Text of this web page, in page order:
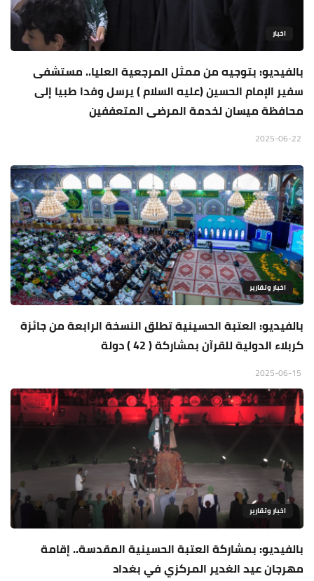
اخبار
بالفيديو: بتوجيه من ممثل المرجعية العليا.. مستشفى
سفير الإمام الحسين (عليه السلام ) يرسل وفدا طبيا إلى
محافظة ميسان لخدمة المرضى المتعففين
اخبار وتقارير
بالفيديو: العتبة الحسينية تطلق النسخة الرابعة من جائزة
كربلاء الدولية للقرآن بمشاركة ( 42 ) دولة
اخبار وتقارير
بالفيديو: بمشاركة العتبة الحسينية المقدسة.. إقامة
مهرجان عيد الغدير المركزي في بغداد